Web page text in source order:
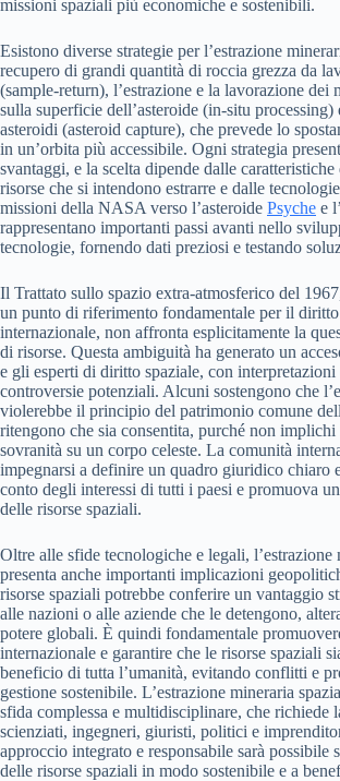
missioni spaziali più economiche e sostenibili.
Esistono diverse strategie per l’estrazione
recupero di grandi quantità di roccia grezza da
(sample-return), l’estrazione e la lavorazione dei
sulla superficie dell’asteroide (in-situ processing)
asteroidi (asteroid capture), che prevede lo
in un’orbita più accessibile. Ogni strategia
svantaggi, e la scelta dipende dalle caratteristiche
risorse che si intendono estrarre e dalle
missioni della NASA verso l’asteroide Psyche e
rappresentano importanti passi avanti nello
tecnologie, fornendo dati preziosi e testando
Il Trattato sullo spazio extra-atmosferico del
un punto di riferimento fondamentale per il
internazionale, non affronta esplicitamente la
di risorse. Questa ambiguità ha generato un
e gli esperti di diritto spaziale, con
controversie potenziali. Alcuni sostengono che
violerebbe il principio del patrimonio comune
ritengono che sia consentita, purché non
sovranità su un corpo celeste. La comunità
impegnarsi a definire un quadro giuridico chiaro
conto degli interessi di tutti i paesi e promuova
delle risorse spaziali.
Oltre alle sfide tecnologiche e legali, l’estrazione
presenta anche importanti implicazioni
risorse spaziali potrebbe conferire un vantaggio
alle nazioni o alle aziende che le detengono,
potere globali. È quindi fondamentale
internazionale e garantire che le risorse spaziali
beneficio di tutta l’umanità, evitando conflitti e
gestione sostenibile. L’estrazione mineraria
sfida complessa e multidisciplinare, che richiede
scienziati, ingegneri, giuristi, politici e
approccio integrato e responsabile sarà possibile
delle risorse spaziali in modo sostenibile e a